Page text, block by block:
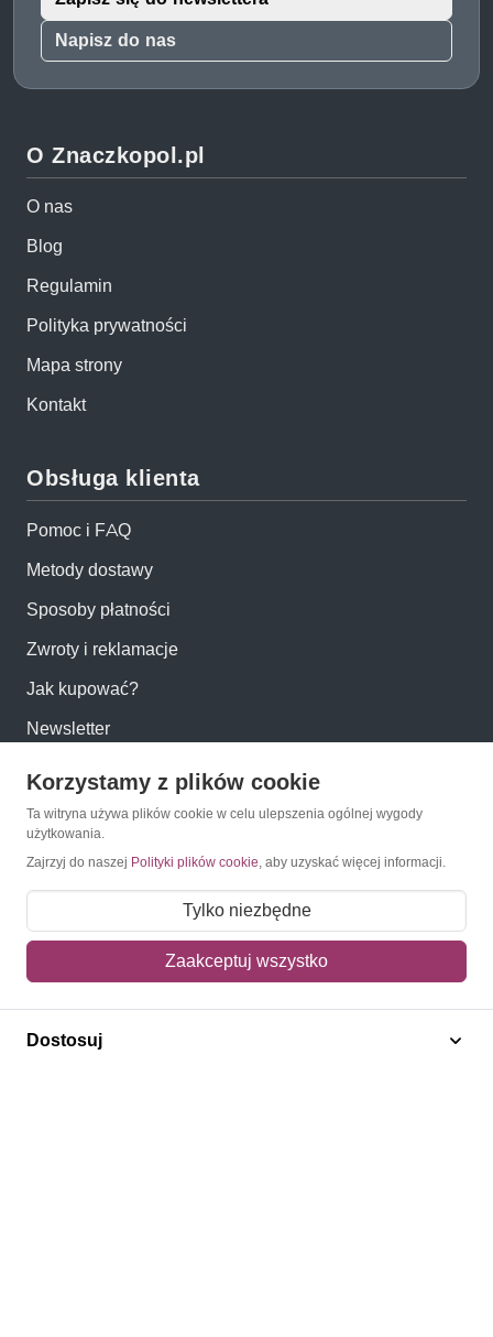
Napisz do nas
O Znaczkopol.pl
O nas
Blog
Regulamin
Polityka prywatności
Mapa strony
Kontakt
Obsługa klienta
Pomoc i FAQ
Metody dostawy
Sposoby płatności
Zwroty i reklamacje
Jak kupować?
Newsletter
Konto
Moje konto
Moje zamówienia
Mój koszyk
Adres dostawy
Polecamy
Korzystamy z plików cookie
Ta witryna używa plików cookie w celu ulepszenia ogólnej wygody
użytkowania.
Zajrzyj do naszej Polityki plików cookie, aby uzyskać więcej informacji.
Tylko niezbędne
Zaakceptuj wszystko
Dostosuj